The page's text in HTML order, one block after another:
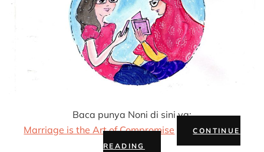
Baca punya Noni di sini ya:
Marriage is the Art of Compromise
CONTINUE
READING
MENIKAH